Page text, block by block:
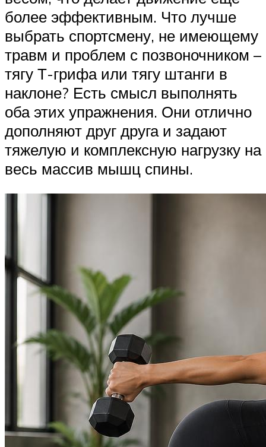
более эффективным. Что лучше
выбрать спортсмену, не имеющему
травм и проблем с позвоночником –
тягу Т-грифа или тягу штанги в
наклоне? Есть смысл выполнять
оба этих упражнения. Они отлично
дополняют друг друга и задают
тяжелую и комплексную нагрузку на
весь массив мышц спины.